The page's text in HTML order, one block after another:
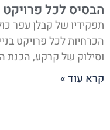
הבסיס לכל פרויקט
תפקידיו של קבלן עפר
הכרחיות לכל פרויקט
וסילוק של קרקע, הכנת
קרא עוד »